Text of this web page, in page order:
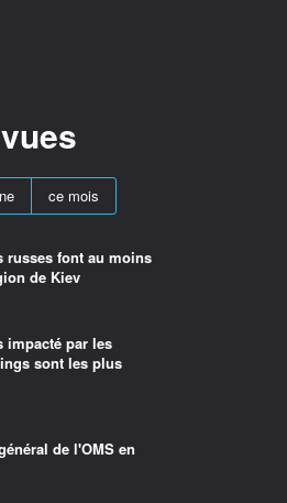
ce mois
russes font au moins
de Kiev
impacté par les
sont les plus
de l'OMS en